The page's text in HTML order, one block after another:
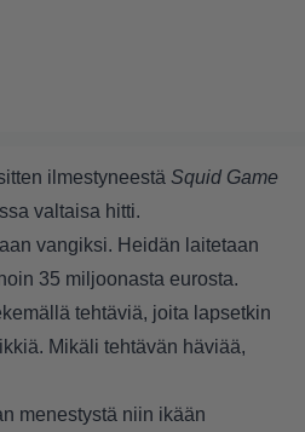
ilmestyneestä Squid Game
valtaisa hitti.
vangiksi. Heidän laitetaan
35 miljoonasta eurosta.
tehtäviä, joita lapsetkin
Mikäli tehtävän häviää,
menestystä niin ikään